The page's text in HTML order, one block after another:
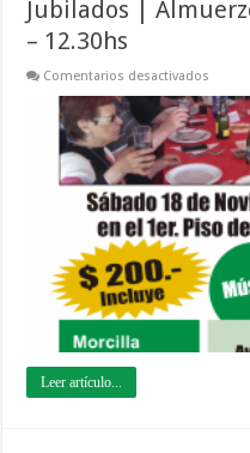
Jubilados |
– 12.30hs
Comentarios desactivados
|
18/11/
–
Leer artículo...